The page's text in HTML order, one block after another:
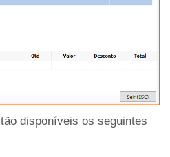
disponíveis os seguintes